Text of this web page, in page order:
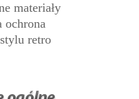
materiały
ochrona
retro